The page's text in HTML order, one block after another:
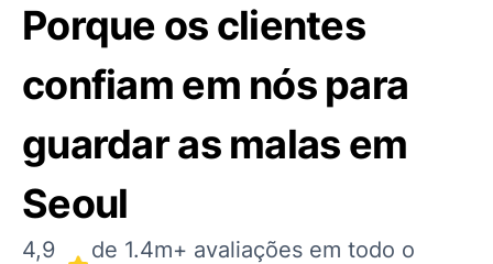
Porque os clientes
confiam em nós para
guardar as malas em
Seoul
4,9
de 1.4m+ avaliações em todo o